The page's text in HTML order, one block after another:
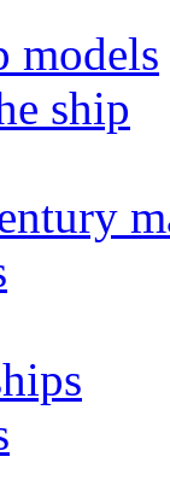
models
ship